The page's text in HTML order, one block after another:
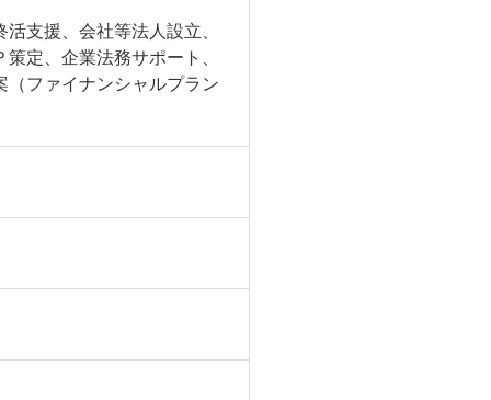
支援、会社等法人設立、
定、企業法務サポート、
（ファイナンシャルプラン